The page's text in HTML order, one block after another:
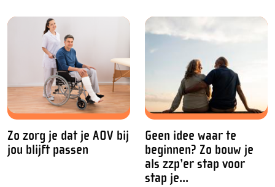
Zo zorg je dat je AOV bij
jou blijft passen
Geen idee waar te
beginnen? Zo bouw je
als zzp’er stap voor
stap je...